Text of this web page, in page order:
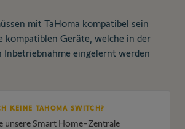
mit TaHoma kompatibel sein
kompatiblen Geräte, welche in der
Inbetriebnahme eingelernt werden
KEINE TAHOMA SWITCH?
unsere Smart Home-Zentrale